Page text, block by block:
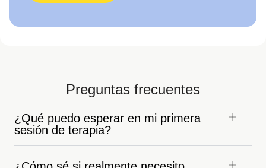
Preguntas frecuentes
¿Qué puedo esperar en mi primera
sesión de terapia?